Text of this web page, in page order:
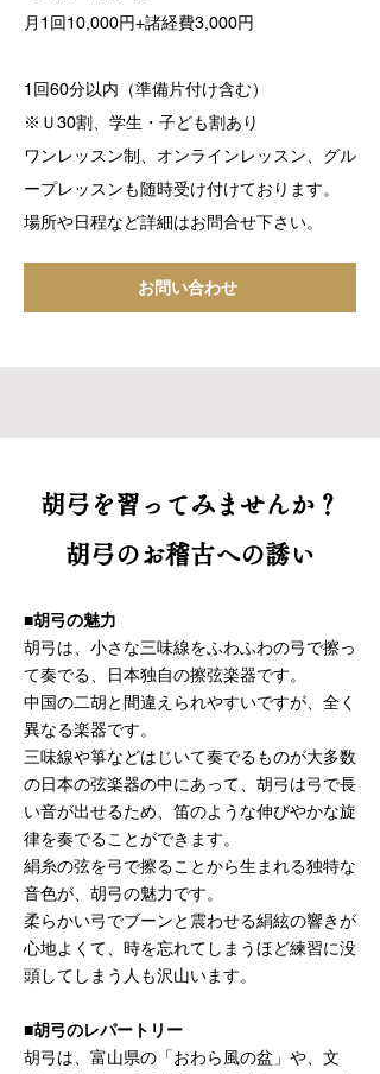
月1回10,000円+諸経費3,000円
1回60分以内（準備片付け含む）
※Ｕ30割、学生・子ども割あり
ワンレッスン制、オンラインレッスン、グル
ープレッスンも随時受け付けております。
場所や日程など詳細はお問合せ下さい。
お問い合わせ
胡弓を習ってみませんか？
胡弓のお稽古への誘い
■胡弓の魅力
胡弓は、小さな三味線をふわふわの弓で擦っ
て奏でる、日本独自の擦弦楽器です。
中国の二胡と間違えられやすいですが、全く
異なる楽器です。
三味線や箏などはじいて奏でるものが大多数
の日本の弦楽器の中にあって、胡弓は弓で長
い音が出せるため、笛のような伸びやかな旋
律を奏でることができます。
絹糸の弦を弓で擦ることから生まれる独特な
音色が、胡弓の魅力です。
柔らかい弓でブーンと震わせる絹絃の響きが
心地よくて、時を忘れてしまうほど練習に没
頭してしまう人も沢山います。
■胡弓のレパートリー
胡弓は、富山県の「おわら風の盆」や、文